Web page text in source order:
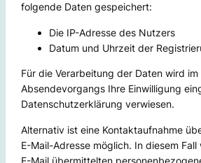
folgende Daten gespeichert:
Die IP-Adresse des Nutzers
Datum und Uhrzeit der
Für die Verarbeitung der Daten wird im
Absendevorgangs Ihre Einwilligung
Datenschutzerklärung verwiesen.
Alternativ ist eine Kontaktaufnahme
E-Mail-Adresse möglich. In diesem
E-Mail übermittelten